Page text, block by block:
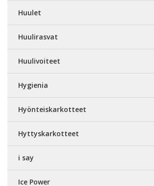
Huulet
Huulirasvat
Huulivoiteet
Hygienia
Hyönteiskarkotteet
Hyttyskarkotteet
i say
Ice Power